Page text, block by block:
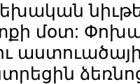
մօտ: